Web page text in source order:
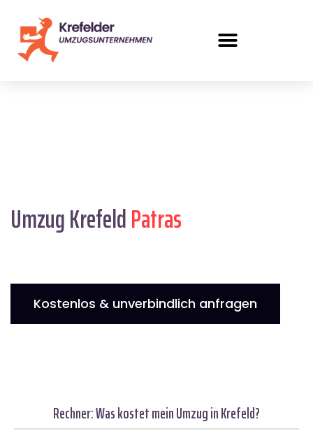
Umzug KrefeldPatras
Kostenlos & unverbindlich anfragen
Rechner: Was kostet mein Umzug in Krefeld?